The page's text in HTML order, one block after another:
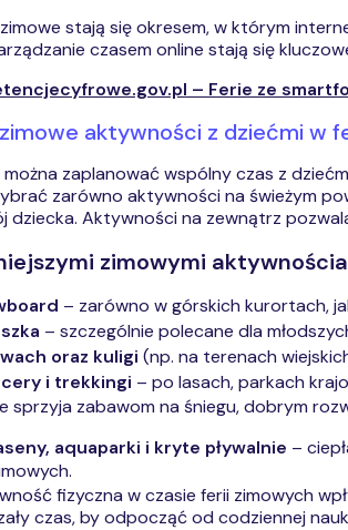
stają się okresem, w którym
czasem online stają się
– Ferie ze
zimowe aktywności z dziećmi w
można zaplanować wspólny czas z
zarówno aktywności na świeżym
dziecka. Aktywności na zewnątrz
zimowymi
– zarówno w górskich kurortach,
– szczególnie polecane dla
oraz kuligi (np. na terenach
i trekkingi – po lasach, parkach
sprzyja zabawom na śniegu, dobrym
aquaparki i kryte pływalnie –
fizyczna w czasie ferii zimowych
czas, by odpocząć od codziennej